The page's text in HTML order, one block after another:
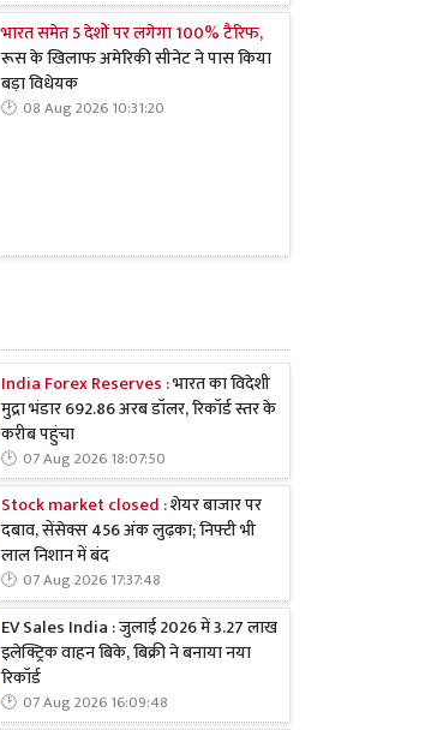
भारत समेत 5 देशों पर लगेगा 100% टैरिफ,
रूस के खिलाफ अमेरिकी सीनेट ने पास किया
बड़ा विधेयक
08 Aug 2026 10:31:20
India Forex Reserves :भारत का विदेशी
मुद्रा भंडार 692.86 अरब डॉलर, रिकॉर्ड स्तर के
करीब पहुंचा
07 Aug 2026 18:07:50
Stock market closed :शेयर बाजार पर
दबाव, सेंसेक्स 456 अंक लुढ़का; निफ्टी भी
लाल निशान में बंद
07 Aug 2026 17:37:48
EV Sales India : जुलाई 2026 में 3.27 लाख
इलेक्ट्रिक वाहन बिके, बिक्री ने बनाया नया
रिकॉर्ड
07 Aug 2026 16:09:48